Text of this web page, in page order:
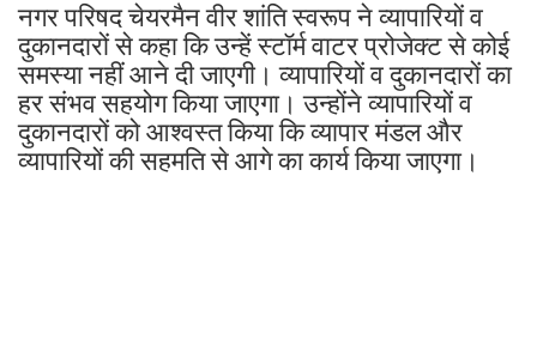
नगर परिषद चेयरमैन वीर शांति स्वरूप ने व्यापारियों व
दुकानदारों से कहा कि उन्हें स्टॉर्म वाटर प्रोजेक्ट से कोई
समस्या नहीं आने दी जाएगी। व्यापारियों व दुकानदारों का
हर संभव सहयोग किया जाएगा। उन्होंने व्यापारियों व
दुकानदारों को आश्वस्त किया कि व्यापार मंडल और
व्यापारियों की सहमति से आगे का कार्य किया जाएगा।